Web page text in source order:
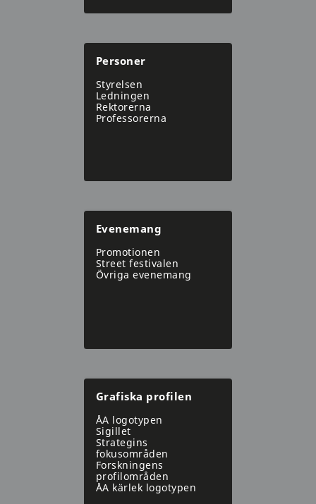
Personer
Styrelsen
Ledningen
Rektorerna
Professorerna
Evenemang
Promotionen
Street festivalen
Övriga evenemang
Grafiska profilen
ÅA logotypen
Sigillet
Strategins
fokusområden
Forskningens
profilområden
ÅA kärlek logotypen